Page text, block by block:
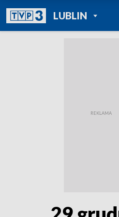
LUBLINPOWRÓT DO
TVP REGIONY